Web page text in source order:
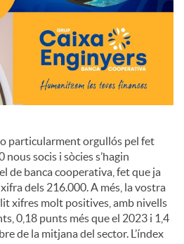
particularment orgullós pel fet
socis i sòcies s’hagin
de banca cooperativa, fet que ja
dels 216.000. A més, la vostra
xifres molt positives, amb nivells
0,18 punts més que el 2023 i 1,4
de la mitjana del sector. L’índex